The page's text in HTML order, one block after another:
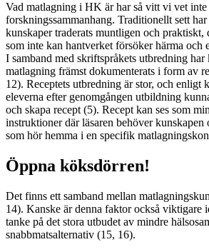
Vad matlagning i HK är har så vitt vi vet
forskningssammanhang. Traditionellt sett
kunskaper traderats muntligen och praktiskt,
som inte kan hantverket försöker härma och
I samband med skriftspråkets utbredning har
matlagning främst dokumenterats i form av
12). Receptets utbredning är stor, och enligt
eleverna efter genomgången utbildning
och skapa recept (5). Recept kan ses som
instruktioner där läsaren behöver kunskapen
som hör hemma i en specifik
Öppna köksdörren!
Det finns ett samband mellan
14). Kanske är denna faktor också viktigare
tanke på det stora utbudet av mindre
snabbmatsalternativ (15, 16).